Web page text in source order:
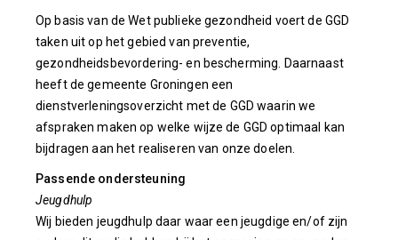
Op basis van de Wet publieke gezondheid voert de GGD
taken uit op het gebied van preventie,
gezondheidsbevordering- en bescherming. Daarnaast
heeft de gemeente Groningen een
dienstverleningsoverzicht met de GGD waarin we
afspraken maken op welke wijze de GGD optimaal kan
bijdragen aan het realiseren van onze doelen.
Passende ondersteuning
Jeugdhulp
Wij bieden jeugdhulp daar waar een jeugdige en/of zijn